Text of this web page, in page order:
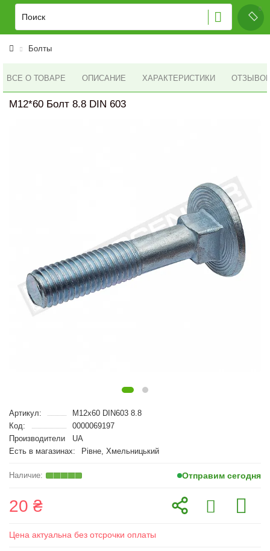
Болты
ВСЕ О ТОВАРЕ ОПИСАНИЕ ХАРАКТЕРИСТИКИ ОТЗЫВОВ
M12*60 Болт 8.8 DIN 603
Артикул:
M12x60 DIN603 8.8
Код:
0000069197
Производители
UA
Есть в магазинах:
Рівне, Хмельницький
Отправим сегодня
20 ₴
Цена актуальна без отсрочки оплаты